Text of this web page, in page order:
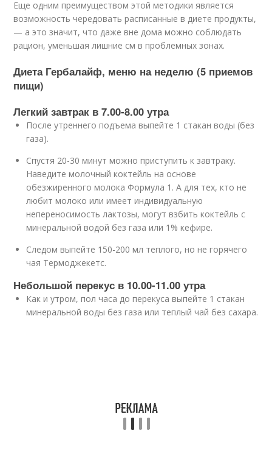
Еще одним преимуществом этой методики является
возможность чередовать расписанные в диете продукты,
— а это значит, что даже вне дома можно соблюдать
рацион, уменьшая лишние см в проблемных зонах.
Диета Гербалайф, меню на неделю (5 приемов
пищи)
Легкий завтрак в 7.00-8.00 утра
После утреннего подъема выпейте 1 стакан воды (без
газа).
Спустя 20-30 минут можно приступить к завтраку.
Наведите молочный коктейль на основе
обезжиренного молока Формула 1. А для тех, кто не
любит молоко или имеет индивидуальную
непереносимость лактозы, могут взбить коктейль с
минеральной водой без газа или 1% кефире.
Следом выпейте 150-200 мл теплого, но не горячего
чая Термоджекетс.
Небольшой перекус в 10.00-11.00 утра
Как и утром, пол часа до перекуса выпейте 1 стакан
минеральной воды без газа или теплый чай без сахара.